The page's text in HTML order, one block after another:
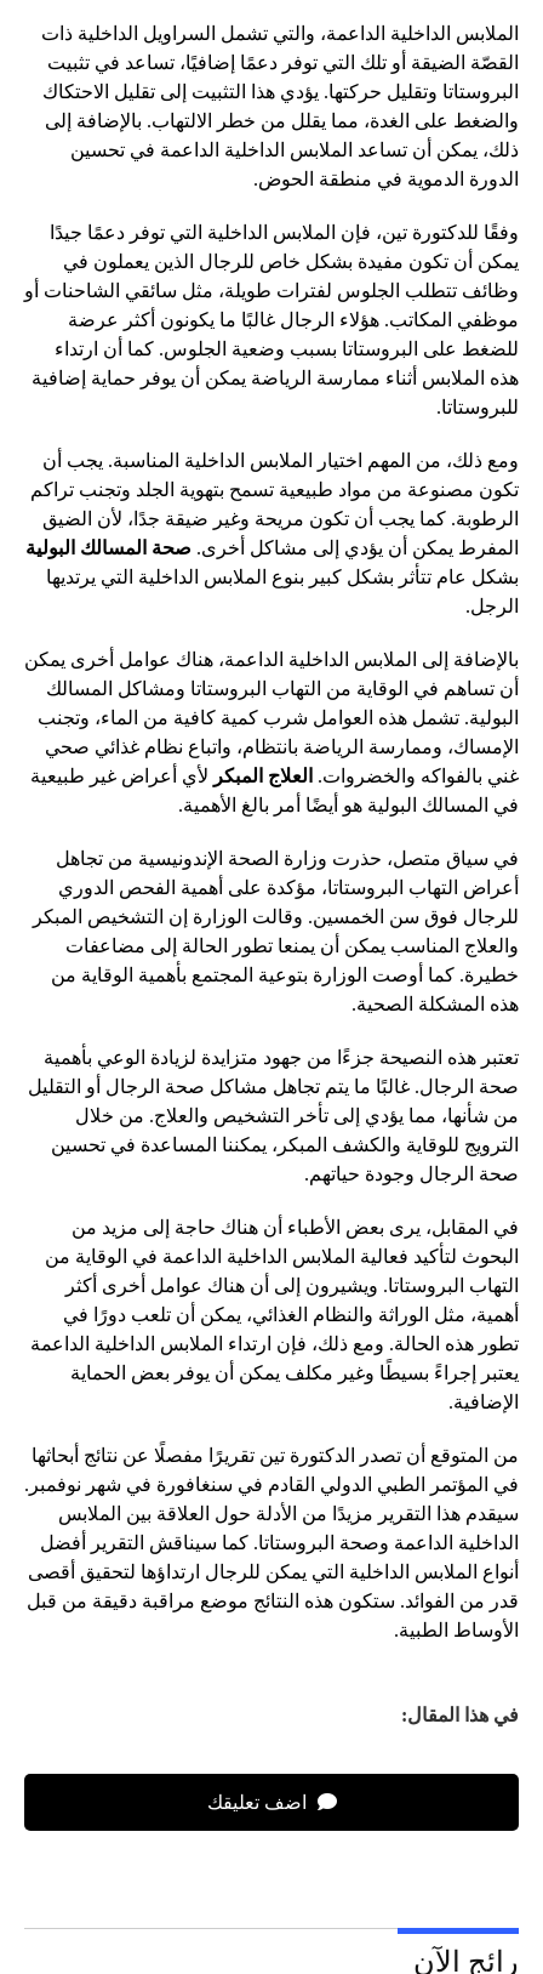
الملابس الداخلية الداعمة، والتي تشمل السراويل الداخلية ذات
القصّة الضيقة أو تلك التي توفر دعمًا إضافيًا، تساعد في تثبيت
البروستاتا وتقليل حركتها. يؤدي هذا التثبيت إلى تقليل الاحتكاك
والضغط على الغدة، مما يقلل من خطر الالتهاب. بالإضافة إلى
ذلك، يمكن أن تساعد الملابس الداخلية الداعمة في تحسين
الدورة الدموية في منطقة الحوض.
وفقًا للدكتورة تين، فإن الملابس الداخلية التي توفر دعمًا جيدًا
يمكن أن تكون مفيدة بشكل خاص للرجال الذين يعملون في
وظائف تتطلب الجلوس لفترات طويلة، مثل سائقي الشاحنات أو
موظفي المكاتب. هؤلاء الرجال غالبًا ما يكونون أكثر عرضة
للضغط على البروستاتا بسبب وضعية الجلوس. كما أن ارتداء
هذه الملابس أثناء ممارسة الرياضة يمكن أن يوفر حماية إضافية
للبروستاتا.
ومع ذلك، من المهم اختيار الملابس الداخلية المناسبة. يجب أن
تكون مصنوعة من مواد طبيعية تسمح بتهوية الجلد وتجنب تراكم
الرطوبة. كما يجب أن تكون مريحة وغير ضيقة جدًا، لأن الضيق
المفرط يمكن أن يؤدي إلى مشاكل أخرى. صحة المسالك البولية
بشكل عام تتأثر بشكل كبير بنوع الملابس الداخلية التي يرتديها
الرجل.
بالإضافة إلى الملابس الداخلية الداعمة، هناك عوامل أخرى يمكن
أن تساهم في الوقاية من التهاب البروستاتا ومشاكل المسالك
البولية. تشمل هذه العوامل شرب كمية كافية من الماء، وتجنب
الإمساك، وممارسة الرياضة بانتظام، واتباع نظام غذائي صحي
غني بالفواكه والخضروات. العلاج المبكر لأي أعراض غير طبيعية
في المسالك البولية هو أيضًا أمر بالغ الأهمية.
في سياق متصل، حذرت وزارة الصحة الإندونيسية من تجاهل
أعراض التهاب البروستاتا، مؤكدة على أهمية الفحص الدوري
للرجال فوق سن الخمسين. وقالت الوزارة إن التشخيص المبكر
والعلاج المناسب يمكن أن يمنعا تطور الحالة إلى مضاعفات
خطيرة. كما أوصت الوزارة بتوعية المجتمع بأهمية الوقاية من
هذه المشكلة الصحية.
تعتبر هذه النصيحة جزءًا من جهود متزايدة لزيادة الوعي بأهمية
صحة الرجال. غالبًا ما يتم تجاهل مشاكل صحة الرجال أو التقليل
من شأنها، مما يؤدي إلى تأخر التشخيص والعلاج. من خلال
الترويج للوقاية والكشف المبكر، يمكننا المساعدة في تحسين
صحة الرجال وجودة حياتهم.
في المقابل، يرى بعض الأطباء أن هناك حاجة إلى مزيد من
البحوث لتأكيد فعالية الملابس الداخلية الداعمة في الوقاية من
التهاب البروستاتا. ويشيرون إلى أن هناك عوامل أخرى أكثر
أهمية، مثل الوراثة والنظام الغذائي، يمكن أن تلعب دورًا في
تطور هذه الحالة. ومع ذلك، فإن ارتداء الملابس الداخلية الداعمة
يعتبر إجراءً بسيطًا وغير مكلف يمكن أن يوفر بعض الحماية
الإضافية.
من المتوقع أن تصدر الدكتورة تين تقريرًا مفصلًا عن نتائج أبحاثها
في المؤتمر الطبي الدولي القادم في سنغافورة في شهر نوفمبر.
سيقدم هذا التقرير مزيدًا من الأدلة حول العلاقة بين الملابس
الداخلية الداعمة وصحة البروستاتا. كما سيناقش التقرير أفضل
أنواع الملابس الداخلية التي يمكن للرجال ارتداؤها لتحقيق أقصى
قدر من الفوائد. ستكون هذه النتائج موضع مراقبة دقيقة من قبل
الأوساط الطبية.
في هذا المقال:
اضف تعليقك
رائج الآن